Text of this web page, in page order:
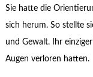
Sie hatte die
sich herum. So stellte
und Gewalt. Ihr
Augen verloren hatten.